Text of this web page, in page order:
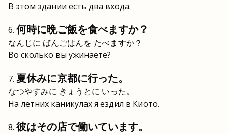
В этом здании есть два входа.
何時に晩ご飯を食べますか？
なんじに ばんごはんを たべますか？
Во сколько вы ужинаете?
夏休みに京都に行った。
なつやすみに きょうとに いった。
На летних каникулах я ездил в Киото.
彼はその店で働いています。